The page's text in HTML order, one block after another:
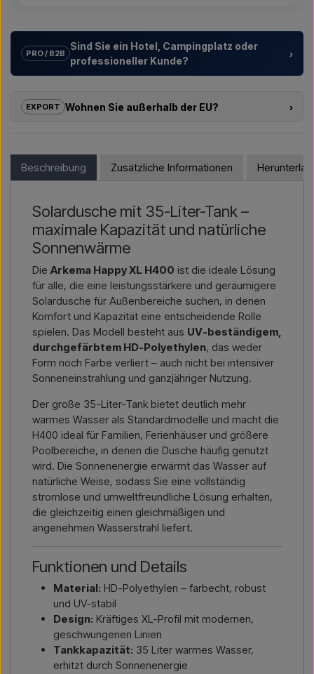
PRO / B2B
Sind Sie ein Hotel, Campingplatz oder
professioneller Kunde?
›
Projektentwickler mit
Außenduschen – von der Modellauswahl bis zur richtigen
Möchten Sie einAngebot für ein Projekt oder eine
größere Lieferung, dann kontaktieren Sie uns – wir
antworten schnell.
Kontakt per E-Mail → Rufen Sie uns an →
EXPORT Wohnen Sie außerhalb der EU?
›
Webshop bestellen. Stattdessen können Sie uns kontaktieren
und einen Preis inklusive Lieferung und ggf. Zolldokumenten
Bitte geben Sie einfach an, für welchen Artikel Sie sich
interessieren (Artikelnummer oder Link zum Artikel) sowie
Rechnungs- und Lieferadresse – dann erhalten Sie ein
Angebot.
Kontakt per E-Mail → Rufen Sie uns an →
Beschreibung Zusätzliche Informationen
Solardusche mit 35-Liter-Tank –
maximale Kapazität und natürliche
Sonnenwärme
Die Arkema Happy XL H400 ist die ideale Lösung
für alle, die eine leistungsstärkere und geräumigere
Solardusche für Außenbereiche suchen, in denen
Komfort und Kapazität eine entscheidende Rolle
spielen. Das Modell besteht aus UV-beständigem,
durchgefärbtem HD-Polyethylen, das weder
Form noch Farbe verliert – auch nicht bei intensiver
Sonneneinstrahlung und ganzjähriger Nutzung.
Der große 35-Liter-Tank bietet deutlich mehr
warmes Wasser als Standardmodelle und macht die
H400 ideal für Familien, Ferienhäuser und größere
Poolbereiche, in denen die Dusche häufig genutzt
wird. Die Sonnenenergie erwärmt das Wasser auf
natürliche Weise, sodass Sie eine vollständig
stromlose und umweltfreundliche Lösung erhalten,
die gleichzeitig einen gleichmäßigen und
angenehmen Wasserstrahl liefert.
Funktionen und Details
Material: HD-Polyethylen – farbecht, robust
und UV-stabil
Design: Kräftiges XL-Profil mit modernen,
geschwungenen Linien
Tankkapazität: 35 Liter warmes Wasser,
erhitzt durch Sonnenenergie